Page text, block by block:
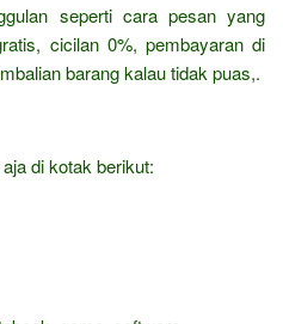
seperti cara pesan yang
cicilan 0%, pembayaran di
barang kalau tidak puas,.
di kotak berikut: